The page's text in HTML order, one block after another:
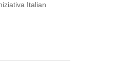
Italian